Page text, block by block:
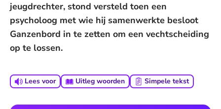
jeugdrechter, stond versteld toen een
psycholoog met wie hij samenwerkte besloot
Ganzenbord in te zetten om een vechtscheiding
op te lossen.
Lees voor Uitleg woorden Simpele tekst